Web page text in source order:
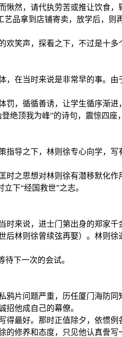
然，请代执劳苦或推让饮食，
品拿到店铺寄卖，放学后，则
笑声，探看之下，不过是十
在当时来说是非常早的事。
，循循善诱，让学生循序渐进
绝顶我为峰”的诗句，震惊四座
指导之下，林则徐专心向学，
之思想对林则徐有潜移默化
下“经国救世”之志。
来说，进士门第出身的郑家
林则徐曾续弦再娶）。林则徐
待下一次的会试。
片问题严重，历任厦门海防
招他成自己的幕僚。
最好。那时正值除夕，依惯
修养和态度，只见他认真誊